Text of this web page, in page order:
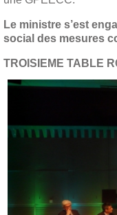
Le ministre s’est
social des mesures
TROISIEME TABLE